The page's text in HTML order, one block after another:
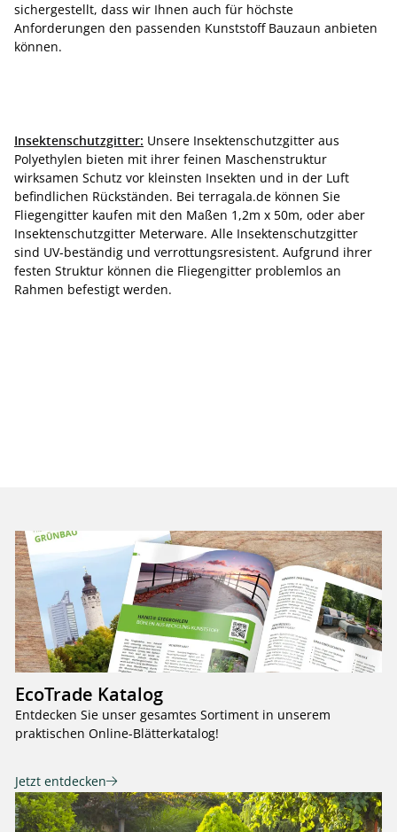
sichergestellt, dass wir Ihnen auch für höchste
Anforderungen den passenden Kunststoff Bauzaun anbieten
können.
Insektenschutzgitter: Unsere Insektenschutzgitter aus
Polyethylen bieten mit ihrer feinen Maschenstruktur
wirksamen Schutz vor kleinsten Insekten und in der Luft
befindlichen Rückständen. Bei terragala.de können Sie
Fliegengitter kaufen mit den Maßen 1,2m x 50m, oder aber
Insektenschutzgitter Meterware. Alle Insektenschutzgitter
sind UV-beständig und verrottungsresistent. Aufgrund ihrer
festen Struktur können die Fliegengitter problemlos an
Rahmen befestigt werden.
EcoTrade Katalog
Entdecken Sie unser gesamtes Sortiment in unserem
praktischen Online-Blätterkatalog!
Jetzt entdecken